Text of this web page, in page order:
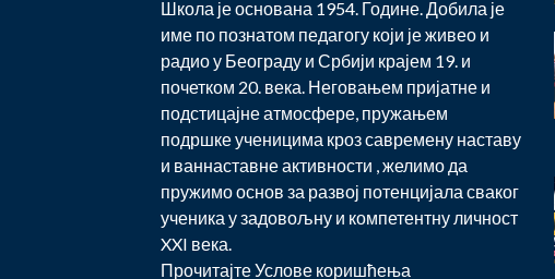
Школа је основана 1954. Године. Добила је
име по познатом педагогу који је живео и
радио у Београду и Србији крајем 19. и
почетком 20. века. Неговањем пријатне и
подстицајне атмосфере, пружањем
подршке ученицима кроз савремену наставу
и ваннаставне активности , желимо да
пружимо основ за развој потенцијала сваког
ученика у задовољну и компетентну личност
XXI века.
ПрочитајтеУслове коришћења